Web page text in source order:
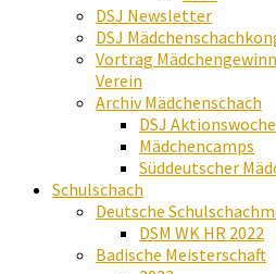
DSJ Newsletter
DSJ
Vortrag
Verein
Archiv Mädchenschach
DSJ
Mädchencamps
Süddeutscher
Schulschach
Deutsche
DSM WK HR 2022
Badische Meisterschaft